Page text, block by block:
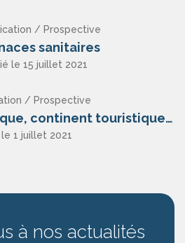
/ Prospective
sanitaires
le 15 juillet 2021
/ Prospective
L’Afrique, continent touristique ?
1 juillet 2021
à nos actualités